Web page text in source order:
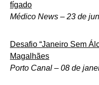
fígado
Médico News – 23 de
Desafio “Janeiro Sem
Magalhães
Porto Canal – 08 de